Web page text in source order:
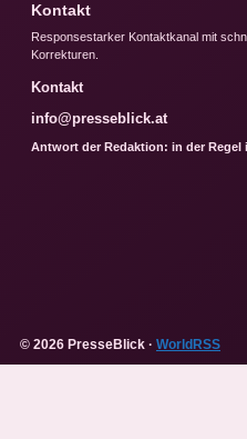
Kontakt
Responsestarker Kontaktkanal mit
Korrekturen.
Kontakt
info@presseblick.at
Antwort der Redaktion: in der Regel
© 2026 PresseBlick · WorldRSS